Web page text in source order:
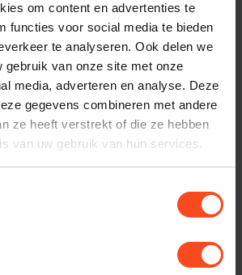
om content en advertenties te
functies voor social media te bieden
te analyseren. Ook delen we
gebruik van onze site met onze
media, adverteren en analyse. Deze
gegevens combineren met andere
ze heeft verstrekt of die ze hebben
van uw gebruik van hun services.
luisterafspraak. Of heb je hulp
Neem contact op met onze
product